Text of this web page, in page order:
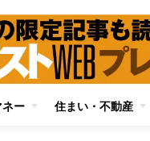
ネー 住まい・不動産